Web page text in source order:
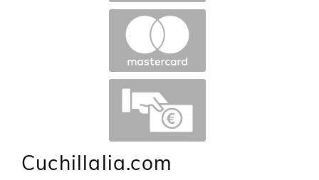
Cuchillalia.com